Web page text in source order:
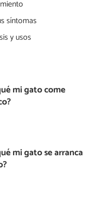
síntomas
y usos
mi gato come
mi gato se arranca